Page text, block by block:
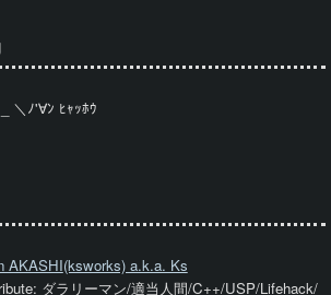
＼ﾉ'∀ﾝ ﾋｬｯﾎｳ
AKASHI(ksworks) a.k.a. Ks
ダラリーマン/適当人間/C++/USP/Lifehack/